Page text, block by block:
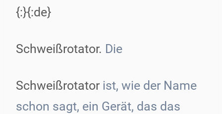
{:}{:de}
Schweißrotator. Die
Schweißrotator ist, wie der Name
schon sagt, ein Gerät, das das